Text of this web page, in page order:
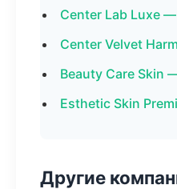
Center Lab Luxe
Center Velvet
Beauty Care Skin
Esthetic Skin
Другие